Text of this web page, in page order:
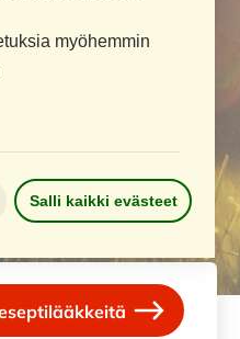
myöhemmin
Salli kaikki evästeet